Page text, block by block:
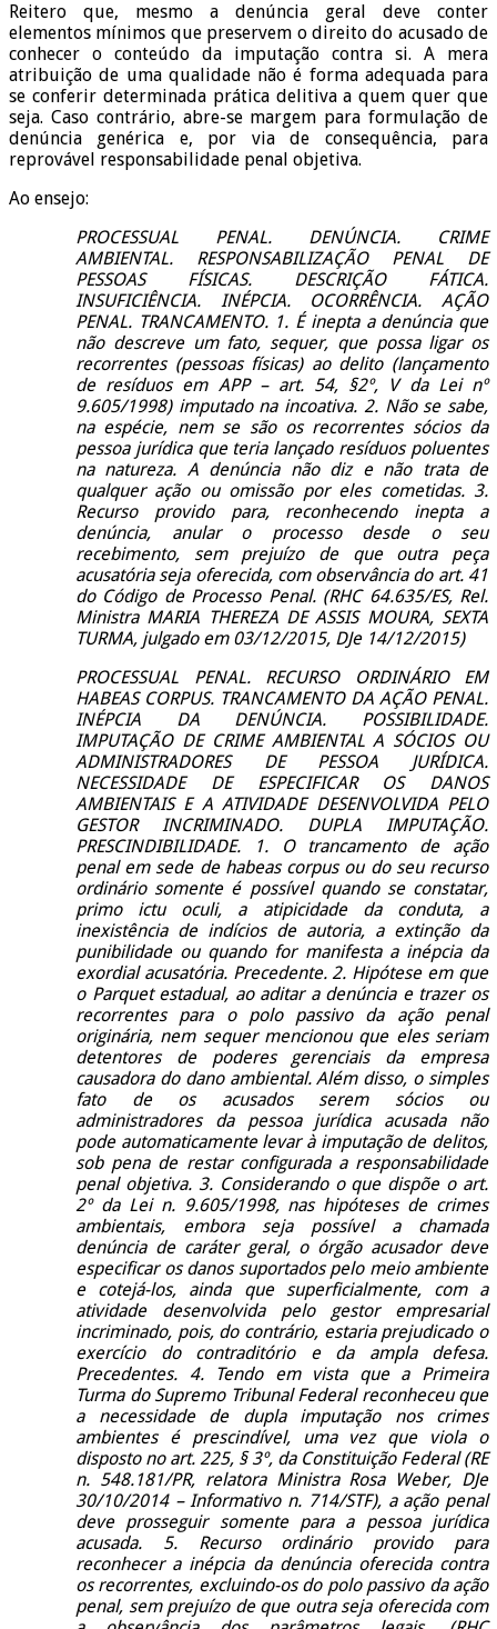
Reitero que, mesmo a denúncia geral deve conter
elementos mínimos que preservem o direito do acusado de
conhecer o conteúdo da imputação contra si. A mera
atribuição de uma qualidade não é forma adequada para
se conferir determinada prática delitiva a quem quer que
seja. Caso contrário, abre-se margem para formulação de
denúncia genérica e, por via de consequência, para
reprovável responsabilidade penal objetiva.
Ao ensejo:
PROCESSUAL PENAL. DENÚNCIA. CRIME
AMBIENTAL. RESPONSABILIZAÇÃO PENAL DE
PESSOAS FÍSICAS. DESCRIÇÃO FÁTICA.
INSUFICIÊNCIA. INÉPCIA. OCORRÊNCIA. AÇÃO
PENAL. TRANCAMENTO. 1. É inepta a denúncia que
não descreve um fato, sequer, que possa ligar os
recorrentes (pessoas físicas) ao delito (lançamento
de resíduos em APP – art. 54, §2º, V da Lei nº
9.605/1998) imputado na incoativa. 2. Não se sabe,
na espécie, nem se são os recorrentes sócios da
pessoa jurídica que teria lançado resíduos poluentes
na natureza. A denúncia não diz e não trata de
qualquer ação ou omissão por eles cometidas. 3.
Recurso provido para, reconhecendo inepta a
denúncia, anular o processo desde o seu
recebimento, sem prejuízo de que outra peça
acusatória seja oferecida, com observância do art. 41
do Código de Processo Penal. (RHC 64.635/ES, Rel.
Ministra MARIA THEREZA DE ASSIS MOURA, SEXTA
TURMA, julgado em 03/12/2015, DJe 14/12/2015)
PROCESSUAL PENAL. RECURSO ORDINÁRIO EM
HABEAS CORPUS. TRANCAMENTO DA AÇÃO PENAL.
INÉPCIA DA DENÚNCIA. POSSIBILIDADE.
IMPUTAÇÃO DE CRIME AMBIENTAL A SÓCIOS OU
ADMINISTRADORES DE PESSOA JURÍDICA.
NECESSIDADE DE ESPECIFICAR OS DANOS
AMBIENTAIS E A ATIVIDADE DESENVOLVIDA PELO
GESTOR INCRIMINADO. DUPLA IMPUTAÇÃO.
PRESCINDIBILIDADE. 1. O trancamento de ação
penal em sede de habeas corpus ou do seu recurso
ordinário somente é possível quando se constatar,
primo ictu oculi, a atipicidade da conduta, a
inexistência de indícios de autoria, a extinção da
punibilidade ou quando for manifesta a inépcia da
exordial acusatória. Precedente. 2. Hipótese em que
o Parquet estadual, ao aditar a denúncia e trazer os
recorrentes para o polo passivo da ação penal
originária, nem sequer mencionou que eles seriam
detentores de poderes gerenciais da empresa
causadora do dano ambiental. Além disso, o simples
fato de os acusados serem sócios ou
administradores da pessoa jurídica acusada não
pode automaticamente levar à imputação de delitos,
sob pena de restar configurada a responsabilidade
penal objetiva. 3. Considerando o que dispõe o art.
2º da Lei n. 9.605/1998, nas hipóteses de crimes
ambientais, embora seja possível a chamada
denúncia de caráter geral, o órgão acusador deve
especificar os danos suportados pelo meio ambiente
e cotejá-los, ainda que superficialmente, com a
atividade desenvolvida pelo gestor empresarial
incriminado, pois, do contrário, estaria prejudicado o
exercício do contraditório e da ampla defesa.
Precedentes. 4. Tendo em vista que a Primeira
Turma do Supremo Tribunal Federal reconheceu que
a necessidade de dupla imputação nos crimes
ambientes é prescindível, uma vez que viola o
disposto no art. 225, § 3º, da Constituição Federal (RE
n. 548.181/PR, relatora Ministra Rosa Weber, DJe
30/10/2014 – Informativo n. 714/STF), a ação penal
deve prosseguir somente para a pessoa jurídica
acusada. 5. Recurso ordinário provido para
reconhecer a inépcia da denúncia oferecida contra
os recorrentes, excluindo-os do polo passivo da ação
penal, sem prejuízo de que outra seja oferecida com